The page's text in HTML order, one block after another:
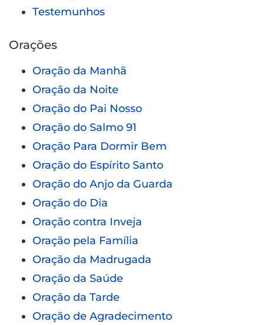
Testemunhos
Orações
Oração da Manhã
Oração da Noite
Oração do Pai Nosso
Oração do Salmo 91
Oração Para Dormir Bem
Oração do Espírito Santo
Oração do Anjo da Guarda
Oração do Dia
Oração contra Inveja
Oração pela Família
Oração da Madrugada
Oração da Saúde
Oração da Tarde
Oração de Agradecimento